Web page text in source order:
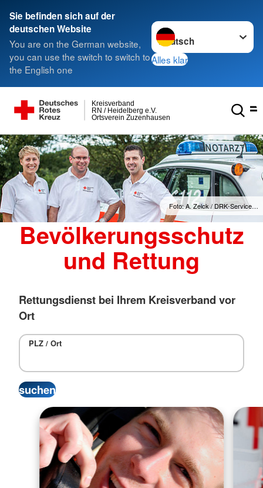
Sie befinden sich auf der
deutschen Website
You are on the German website,
you can use the switch to switch to
the English one
Sprache wechseln zu
Alles klar
Ortsverein Zuzenhausen
RN / Heidelberg e.V.
Kreisverband
Foto: A. Zelck / DRK-Service…
Bevölkerungsschutz
und Rettung
Rettungsdienst bei Ihrem Kreisverband vor
Ort
PLZ / Ort